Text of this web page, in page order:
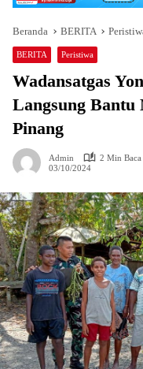
Beranda BERITA
BERITA Peristiwa
Wadansatgas
Langsung Bantu
Pinang
Admin
2 Min Baca
03/10/2024